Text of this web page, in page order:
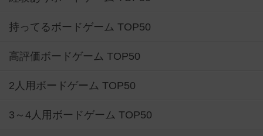
持ってるボードゲーム TOP50
高評価ボードゲーム TOP50
2人用ボードゲーム TOP50
3～4人用ボードゲーム TOP50